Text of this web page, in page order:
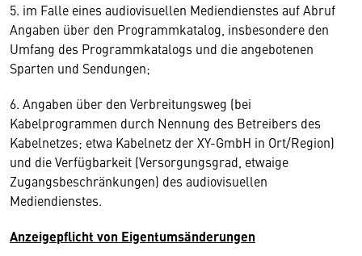
5. im Falle eines audiovisuellen Mediendienstes auf Abruf
Angaben über den Programmkatalog, insbesondere den
Umfang des Programmkatalogs und die angebotenen
Sparten und Sendungen;
6. Angaben über den Verbreitungsweg (bei
Kabelprogrammen durch Nennung des Betreibers des
Kabelnetzes; etwa Kabelnetz der XY-GmbH in Ort/Region)
und die Verfügbarkeit (Versorgungsgrad, etwaige
Zugangsbeschränkungen) des audiovisuellen
Mediendienstes.
Anzeigepflicht von Eigentumsänderungen